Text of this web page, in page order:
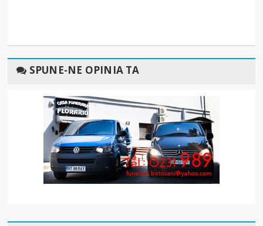
SPUNE-NE OPINIA TA